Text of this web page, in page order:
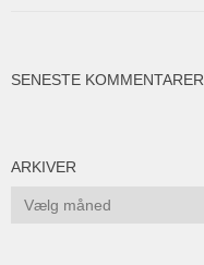
SENESTE KOMMENTARER
ARKIVER
Arkiver